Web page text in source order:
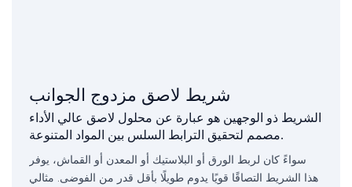
شريط لاصق مزدوج الجوانب
الشريط ذو الوجهين هو عبارة عن محلول لاصق عالي الأداء
مصمم لتحقيق الترابط السلس بين المواد المتنوعة.
سواءً كان لربط الورق أو البلاستيك أو المعدن أو القماش، يوفر
هذا الشريط التصاقًا قويًا يدوم طويلًا بأقل قدر من الفوضى. مثالي